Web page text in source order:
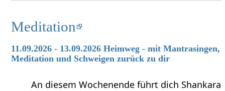
Meditation
11.09.2026 - 13.09.2026 Heimweg - mit Mantrasingen,
Meditation und Schweigen zurück zu dir
An diesem Wochenende führt dich Shankara